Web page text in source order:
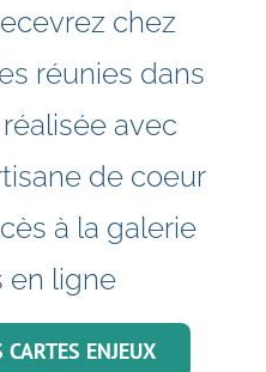
chez
réunies dans
avec
de coeur
à la galerie
en ligne
ENJEUX